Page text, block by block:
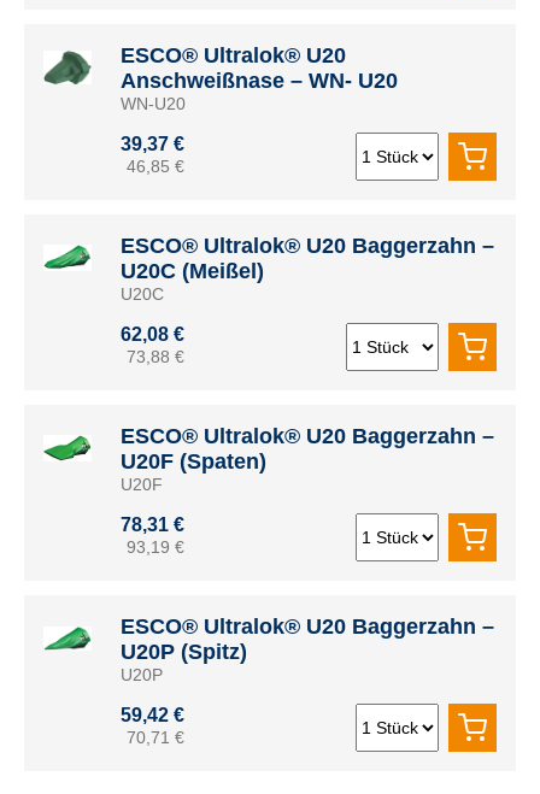
ESCO® Ultralok® U20
Anschweißnase – WN- U20
WN-U20
39,37 €
46,85 €
ESCO® Ultralok® U20 Baggerzahn –
U20C (Meißel)
U20C
62,08 €
73,88 €
ESCO® Ultralok® U20 Baggerzahn –
U20F (Spaten)
U20F
78,31 €
93,19 €
ESCO® Ultralok® U20 Baggerzahn –
U20P (Spitz)
U20P
59,42 €
70,71 €